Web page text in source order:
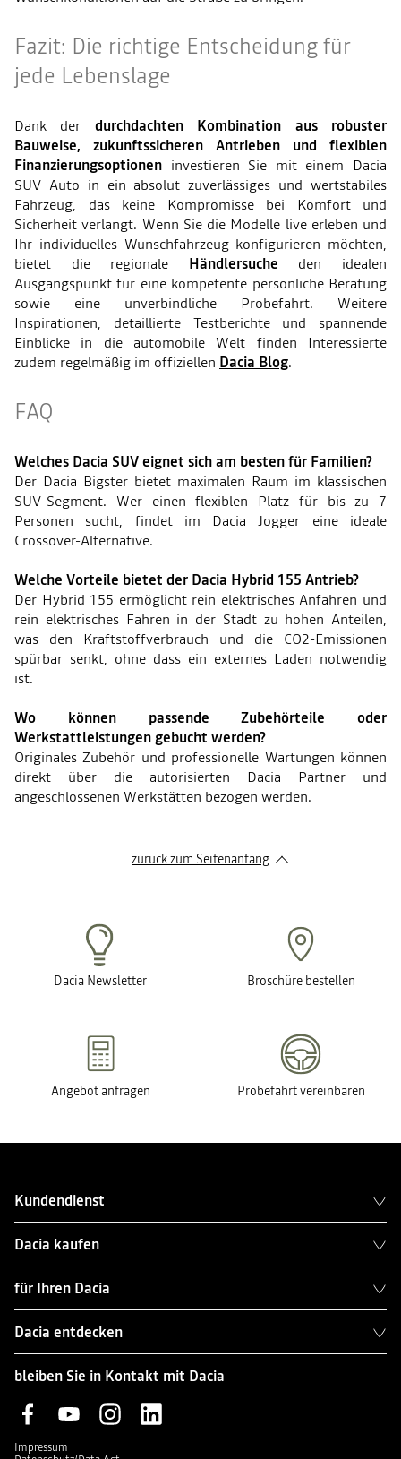
Fazit: Die richtige Entscheidung für
jede Lebenslage
Dank der durchdachten Kombination aus robuster
Bauweise, zukunftssicheren Antrieben und flexiblen
Finanzierungsoptionen investieren Sie mit einem Dacia
SUV Auto in ein absolut zuverlässiges und wertstabiles
Fahrzeug, das keine Kompromisse bei Komfort und
Sicherheit verlangt. Wenn Sie die Modelle live erleben und
Ihr individuelles Wunschfahrzeug konfigurieren möchten,
bietet die regionale Händlersuche den idealen
Ausgangspunkt für eine kompetente persönliche Beratung
sowie eine unverbindliche Probefahrt. Weitere
Inspirationen, detaillierte Testberichte und spannende
Einblicke in die automobile Welt finden Interessierte
zudem regelmäßig im offiziellen Dacia Blog.
FAQ
Welches Dacia SUV eignet sich am besten für Familien?
Der Dacia Bigster bietet maximalen Raum im klassischen
SUV-Segment. Wer einen flexiblen Platz für bis zu 7
Personen sucht, findet im Dacia Jogger eine ideale
Crossover-Alternative.
Welche Vorteile bietet der Dacia Hybrid 155 Antrieb?
Der Hybrid 155 ermöglicht rein elektrisches Anfahren und
rein elektrisches Fahren in der Stadt zu hohen Anteilen,
was den Kraftstoffverbrauch und die CO2-Emissionen
spürbar senkt, ohne dass ein externes Laden notwendig
ist.
Wo können passende Zubehörteile oder
Werkstattleistungen gebucht werden?
Originales Zubehör und professionelle Wartungen können
direkt über die autorisierten Dacia Partner und
angeschlossenen Werkstätten bezogen werden.
zurück zum Seitenanfang
Dacia Newsletter Broschüre bestellen
Angebot anfragen Probefahrt vereinbaren
Kundendienst
Dacia kaufen
für Ihren Dacia
Dacia entdecken
bleiben Sie in Kontakt mit Dacia
Impressum